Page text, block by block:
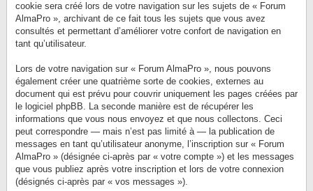
cookie sera créé lors de votre navigation sur les sujets de « Forum
AlmaPro », archivant de ce fait tous les sujets que vous avez
consultés et permettant d’améliorer votre confort de navigation en
tant qu’utilisateur.
Lors de votre navigation sur « Forum AlmaPro », nous pouvons
également créer une quatrième sorte de cookies, externes au
document qui est prévu pour couvrir uniquement les pages créées par
le logiciel phpBB. La seconde manière est de récupérer les
informations que vous nous envoyez et que nous collectons. Ceci
peut correspondre — mais n’est pas limité à — la publication de
messages en tant qu’utilisateur anonyme, l’inscription sur « Forum
AlmaPro » (désignée ci-après par « votre compte ») et les messages
que vous publiez après votre inscription et lors de votre connexion
(désignés ci-après par « vos messages »).